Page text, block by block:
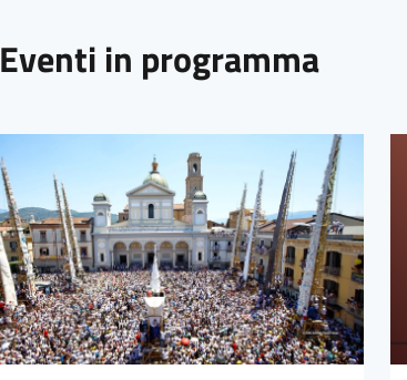
Eventi in programma